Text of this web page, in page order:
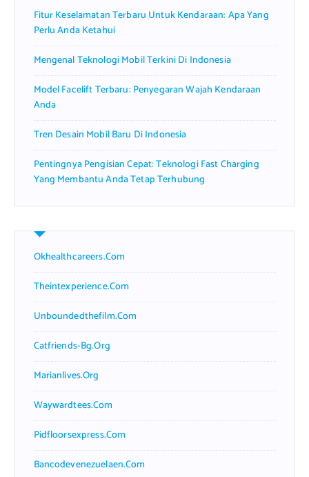
:Fitur Keselamatan Terbaru Untuk Kendaraan: Apa Yang
Perlu Anda Ketahui
Mengenal Teknologi Mobil Terkini Di Indonesia
Model Facelift Terbaru: Penyegaran Wajah Kendaraan
Anda
Tren Desain Mobil Baru Di Indonesia
Pentingnya Pengisian Cepat: Teknologi Fast Charging
Yang Membantu Anda Tetap Terhubung
Okhealthcareers.com
Theintexperience.com
Unboundedthefilm.com
Catfriends-Bg.org
Marianlives.org
Waywardtees.com
Pidfloorsexpress.com
Bancodevenezuelaen.com